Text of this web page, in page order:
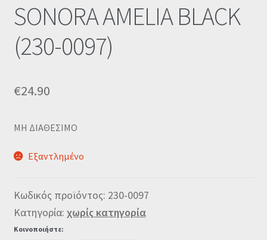
SONORA AMELIA BLACK
(230-0097)
€24.90
MΗ ΔΙΑΘΕΣΙΜΟ
Εξαντλημένο
Κωδικός προϊόντος: 230-0097
Κατηγορία: χωρίς κατηγορία
Κοινοποιήστε: